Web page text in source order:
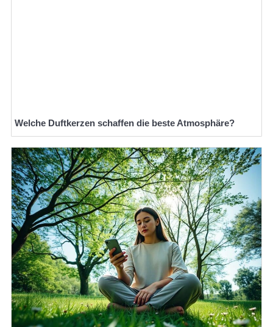
Welche Duftkerzen schaffen die beste Atmosphäre?